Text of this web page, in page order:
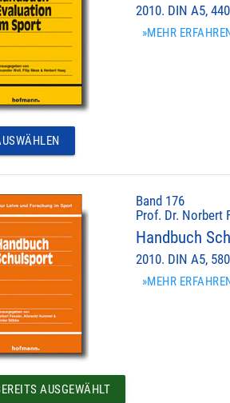
2010. DIN A5,
»MEHR
Band 176
Prof. Dr. Norbert
Handbuch
2010. DIN A5,
»MEHR
AUSGEWÄHLT